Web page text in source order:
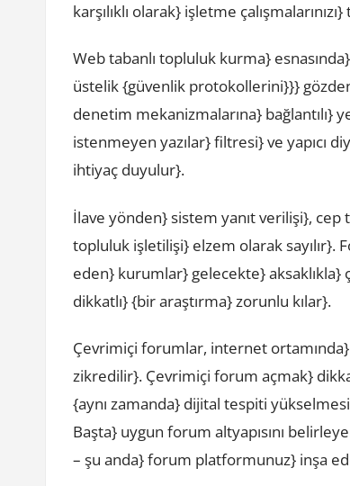
karşılıklı olarak} işletme
Web tabanlı topluluk kurma}
üstelik {güvenlik protokollerini}}}
denetim mekanizmalarına}
istenmeyen yazılar} filtresi} ve yapıcı
ihtiyaç duyulur}.
İlave yönden} sistem yanıt verilişi},
topluluk işletilişi} elzem olarak sayılır}.
eden} kurumlar} gelecekte}
dikkatlı} {bir araştırma} zorunlu kılar}.
Çevrimiçi forumlar, internet
zikredilir}. Çevrimiçi forum açmak}
{aynı zamanda} dijital tespiti
Başta} uygun forum altyapısını
– şu anda} forum platformunuz} inşa